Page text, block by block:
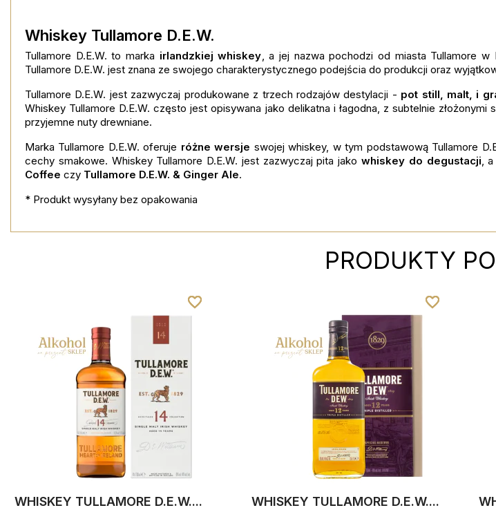
Whiskey Tullamore D.E.W.
Tullamore D.E.W. to marka irlandzkiej whiskey, a jej nazwa pochodzi od miasta Tullamore w
Tullamore D.E.W. jest znana ze swojego charakterystycznego podejścia do produkcji oraz
Tullamore D.E.W. jest zazwyczaj produkowane z trzech rodzajów destylacji - pot still, malt, i
Whiskey Tullamore D.E.W. często jest opisywana jako delikatna i łagodna, z subtelnie
przyjemne nuty drewniane.
Marka Tullamore D.E.W. oferuje różne wersje swojej whiskey, w tym podstawową Tullamore
cechy smakowe. Whiskey Tullamore D.E.W. jest zazwyczaj pita jako whiskey do degustacji,
Coffee czy Tullamore D.E.W. & Ginger Ale.
* Produkt wysyłany bez opakowania
PRODUKTY
WHISKEY TULLAMORE D.E.W....
favorite_border
favorite_border
favorite_border
WHISKEY TULLAMORE D.E.W....
favorite_border
favorite_border
favorite_border